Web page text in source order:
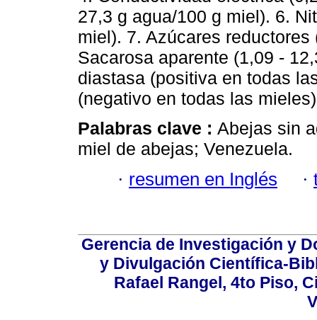
27,3 g agua/100 g miel). 6.
miel). 7. Azúcares
Sacarosa aparente (1,09 -
diastasa (positiva en todas
(negativo en todas las mieles)
Palabras clave : Abejas sin
miel de abejas; Venezuela.
· resumen en Inglés ·
Gerencia de Investigación y
y Divulgación Científica-
Rafael Rangel, 4to Piso,